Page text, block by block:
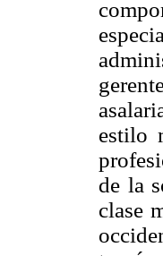
estilo
de la
clase